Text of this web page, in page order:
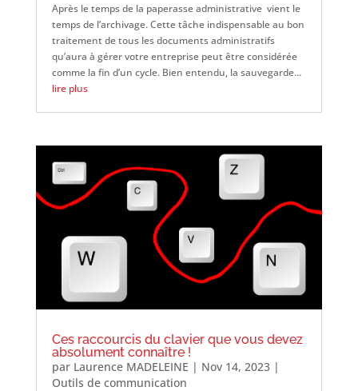
Après le temps de la paperasse administrative vient le
temps de l’archivage. Cette tâche indispensable au bon
traitement de tous les documents administratifs
qu’aura à gérer votre entreprise peut être considérée
comme la fin d’un cycle. Bien entendu, la sauvegarde...
lire plus
Ces raccourcis du clavier que vous devez
absolument connaître !
par Laurence MADELEINE | Nov 14, 2023|
Outils de communication